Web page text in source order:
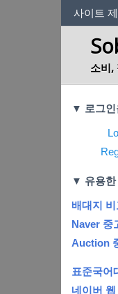
사이트의
사이트
소비,
▼ 로그
▼ 유용한
배대지
Naver 중
Auction
표준국어
네이버 웹